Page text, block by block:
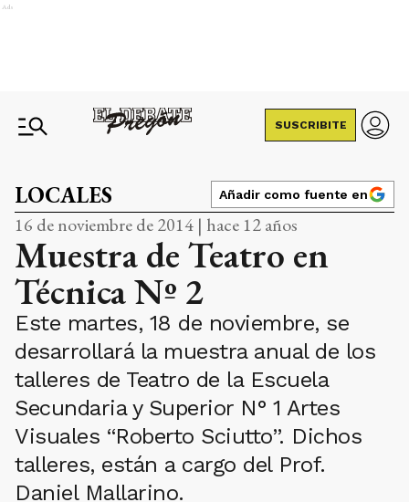
Ads
SUSCRIBITE
LOCALES Añadir como fuente en
16 de noviembre de 2014 | hace 12 años
Muestra de Teatro en
Técnica Nº 2
Este martes, 18 de noviembre, se
desarrollará la muestra anual de los
talleres de Teatro de la Escuela
Secundaria y Superior N° 1 Artes
Visuales “Roberto Sciutto”. Dichos
talleres, están a cargo del Prof.
Daniel Mallarino.